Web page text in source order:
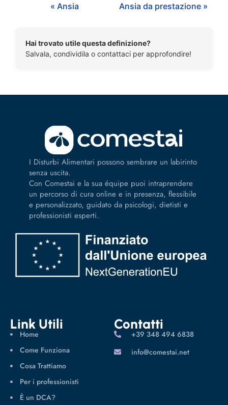
« Ansia Ansia da prestazione »
Hai trovato utile questa definizione?
Salvala, condividila o contattaci per approfondire!
I Disturbi Alimentari possono sembrare un labirinto
senza uscita.
Con Comestai e la sua équipe puoi intraprendere
un percorso di cura online e in presenza, flessibile
e personalizzato, guidato da psicologi, dietisti e
professionisti esperti.
Link Utili
Home
Come Funziona
Cosa Trattiamo
Per i professionisti
È un DCA?
Contatti
‪+39 348 494 6838
info@comestai.net